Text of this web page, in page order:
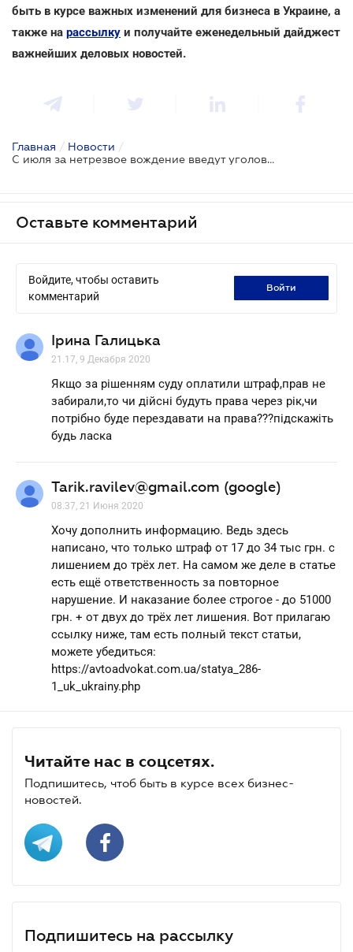
быть в курсе важных изменений для бизнеса в Украине, а
также на рассылку и получайте еженедельный дайджест
важнейших деловых новостей.
Главная / Новости /
С июля за нетрезвое вождение введут уголовную ответственность
Оставьте комментарий
Войдите, чтобы оставить
комментарий
войти
Ірина Галицька
21.17, 9 Декабря 2020
Якщо за рішенням суду оплатили штраф,прав не
забирали,то чи дійсні будуть права через рік,чи
потрібно буде перездавати на права???підскажіть
будь ласка
Tarik.ravilev@gmail.com (google)
08.37, 21 Июня 2020
Хочу дополнить информацию. Ведь здесь
написано, что только штраф от 17 до 34 тыс грн. с
лишением до трёх лет. На самом же деле в статье
есть ещё ответственность за повторное
нарушение. И наказание более строгое - до 51000
грн. + от двух до трёх лет лишения. Вот прилагаю
ссылку ниже, там есть полный текст статьи,
можете убедиться:
https://avtoadvokat.com.ua/statya_286-
1_uk_ukrainy.php
Читайте нас в соцсетях.
Подпишитесь, чтоб быть в курсе всех бизнес-
новостей.
Подпишитесь на рассылку